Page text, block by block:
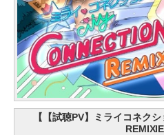
【【試聴PV】ミライコネク